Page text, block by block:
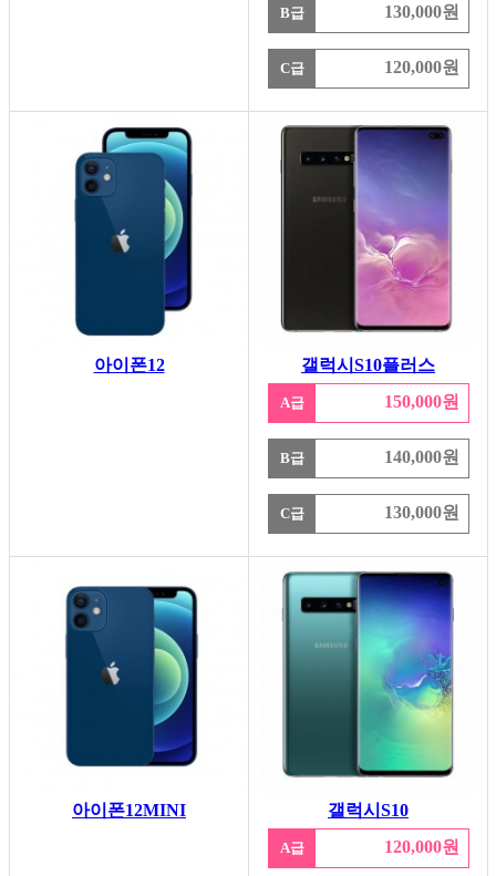
B급 130,000원
C급 120,000원
아이폰12 갤럭시S10플러스
A급 150,000원
B급 140,000원
C급 130,000원
아이폰12MINI 갤럭시S10
A급 120,000원